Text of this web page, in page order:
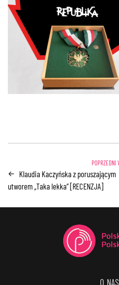
← Klaudia Kaczyńska z poruszającym
utworem „Taka lekka” [RECENZJA]
O NAS